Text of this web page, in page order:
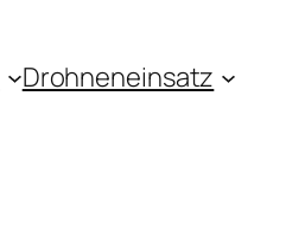
Drohneneinsatz